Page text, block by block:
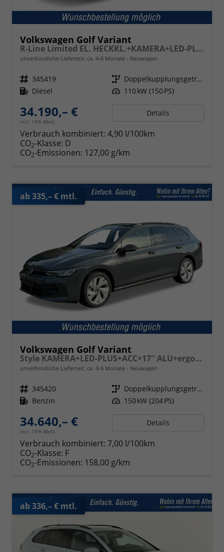
Volkswagen Golf Variant
R-Line Limited EL. HECKKL.+KAMERA+LED-PLUS+ACC+18" ALU
unverbindliche Lieferzeit: ca. 4-6 Monate Neuwagen
Fahrzeugnr. 345419 Getriebe
Doppelkupplungsgetriebe (DSG)
Kraftstoff Diesel Leistung 110 kW (150 PS)
34.190,– €
incl. 19% MwSt.
Details
Verbrauch kombiniert: 4,90 l/100km
CO2-Klasse: D
CO2-Emissionen: 127,00 g/km
ab 335,– € mtl.
Volkswagen Golf Variant
Style KAMERA+LED-PLUS+ACC+17'' ALU+ergoActive
unverbindliche Lieferzeit: ca. 4-6 Monate Neuwagen
Fahrzeugnr. 345420 Getriebe
Doppelkupplungsgetriebe (DSG)
Kraftstoff Benzin Leistung 150 kW (204 PS)
34.640,– €
incl. 19% MwSt.
Details
Verbrauch kombiniert: 7,00 l/100km
CO2-Klasse: F
CO2-Emissionen: 158,00 g/km
ab 336,– € mtl.